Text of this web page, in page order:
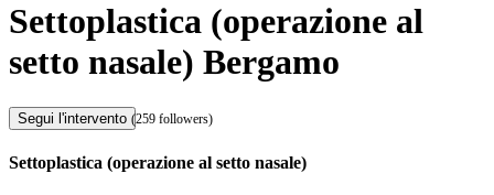
Settoplastica (operazione al
setto nasale) Bergamo
Segui l'intervento (259 followers)
Settoplastica (operazione al setto nasale)